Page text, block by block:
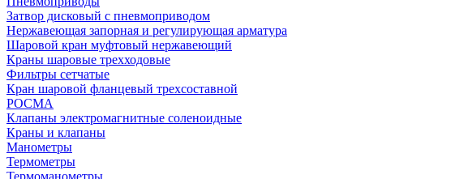
Затвор дисковый с пневмоприводом
Нержавеющая запорная и регулирующая арматура
Шаровой кран муфтовый нержавеющий
Краны шаровые трехходовые
Фильтры сетчатые
Кран шаровой фланцевый трехсоставной
РОСМА
Клапаны электромагнитные соленоидные
Краны и клапаны
Манометры
Термометры
Термоманометры